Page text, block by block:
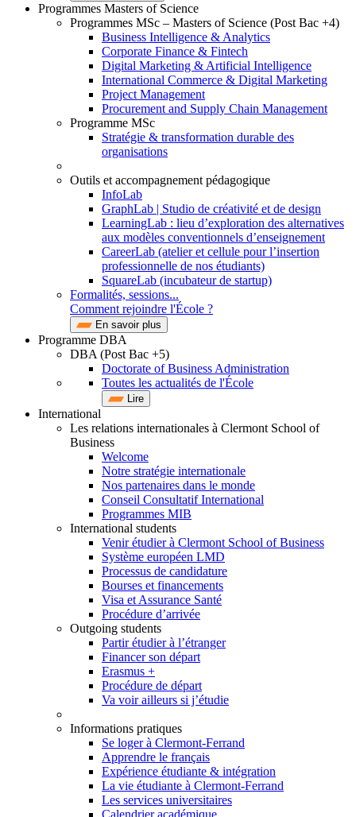
Programmes Masters of Science
Programmes MSc – Masters of Science (Post Bac +4)
Business Intelligence & Analytics
Corporate Finance & Fintech
Digital Marketing & Artificial Intelligence
International Commerce & Digital Marketing
Project Management
Procurement and Supply Chain Management
Programme MSc
Stratégie & transformation durable des
organisations
Outils et accompagnement pédagogique
InfoLab
GraphLab | Studio de créativité et de design
LearningLab : lieu d’exploration des alternatives
aux modèles conventionnels d’enseignement
CareerLab (atelier et cellule pour l’insertion
professionnelle de nos étudiants)
SquareLab (incubateur de startup)
Formalités, sessions...
Comment rejoindre l'École ?
En savoir plus
Programme DBA
DBA (Post Bac +5)
Doctorate of Business Administration
Toutes les actualités de l'École
Lire
International
Les relations internationales à Clermont School of
Business
Welcome
Notre stratégie internationale
Nos partenaires dans le monde
Conseil Consultatif International
Programmes MIB
International students
Venir étudier à Clermont School of Business
Système européen LMD
Processus de candidature
Bourses et financements
Visa et Assurance Santé
Procédure d’arrivée
Outgoing students
Partir étudier à l’étranger
Financer son départ
Erasmus +
Procédure de départ
Va voir ailleurs si j’étudie
Informations pratiques
Se loger à Clermont-Ferrand
Apprendre le français
Expérience étudiante & intégration
La vie étudiante à Clermont-Ferrand
Les services universitaires
Calendrier académique